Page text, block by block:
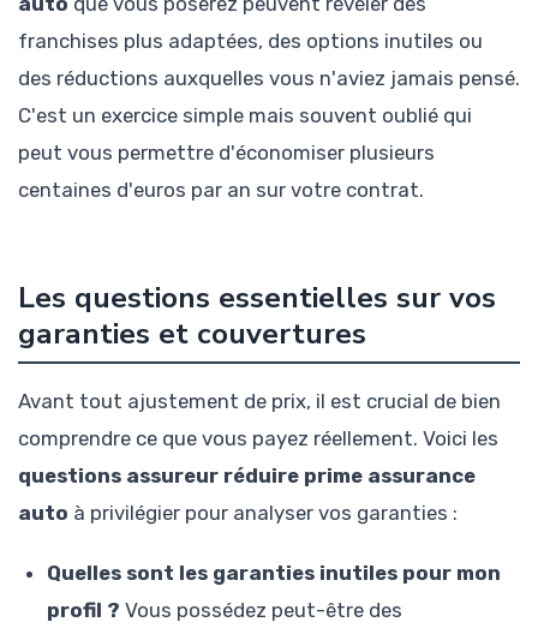
franchises plus adaptées, des options inutiles ou
des réductions auxquelles vous n'aviez jamais pensé.
C'est un exercice simple mais souvent oublié qui
peut vous permettre d'économiser plusieurs
centaines d'euros par an sur votre contrat.
Les questions essentielles sur vos
garanties et couvertures
Avant tout ajustement de prix, il est crucial de bien
comprendre ce que vous payez réellement. Voici les
questions assureur réduire prime assurance
auto à privilégier pour analyser vos garanties :
Quelles sont les garanties inutiles pour mon
profil ? Vous possédez peut-être des